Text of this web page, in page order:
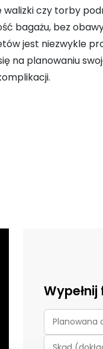
walizki czy torby
bagażu, bez
jest niezwykle
na planowaniu